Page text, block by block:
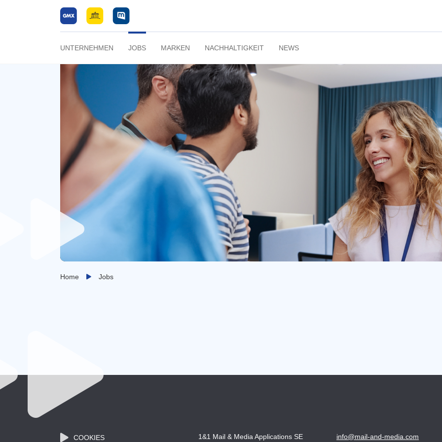
UNTERNEHMEN JOBS MARKEN NACHHALTIGKEIT NEWS
Home Jobs
COOKIES 1&1 Mail & Media Applications SE info@mail-and-media.com